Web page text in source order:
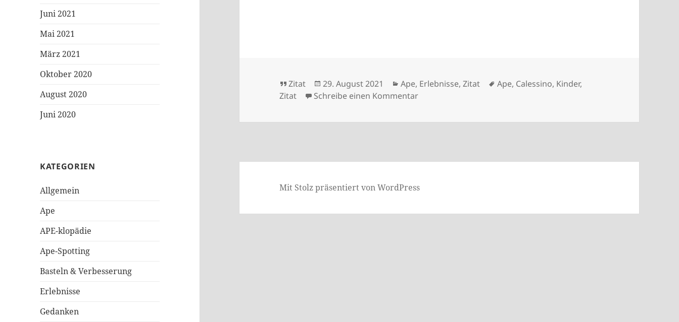
Juni 2021
Mai 2021
März 2021
Oktober 2020
August 2020
Juni 2020
KATEGORIEN
Allgemein
Ape
APE-klopädie
Ape-Spotting
Basteln & Verbesserung
Erlebnisse
Gedanken
Format
Zitat
Veröffentlicht
am
29. August 2021 Kategorien
Ape, Erlebnisse,Zitat Schlagwörter
Ape, Calessino, Kinder,
Zitat
Schreibe einen Kommentarzu Das Beste
Mit Stolz präsentiert von WordPress